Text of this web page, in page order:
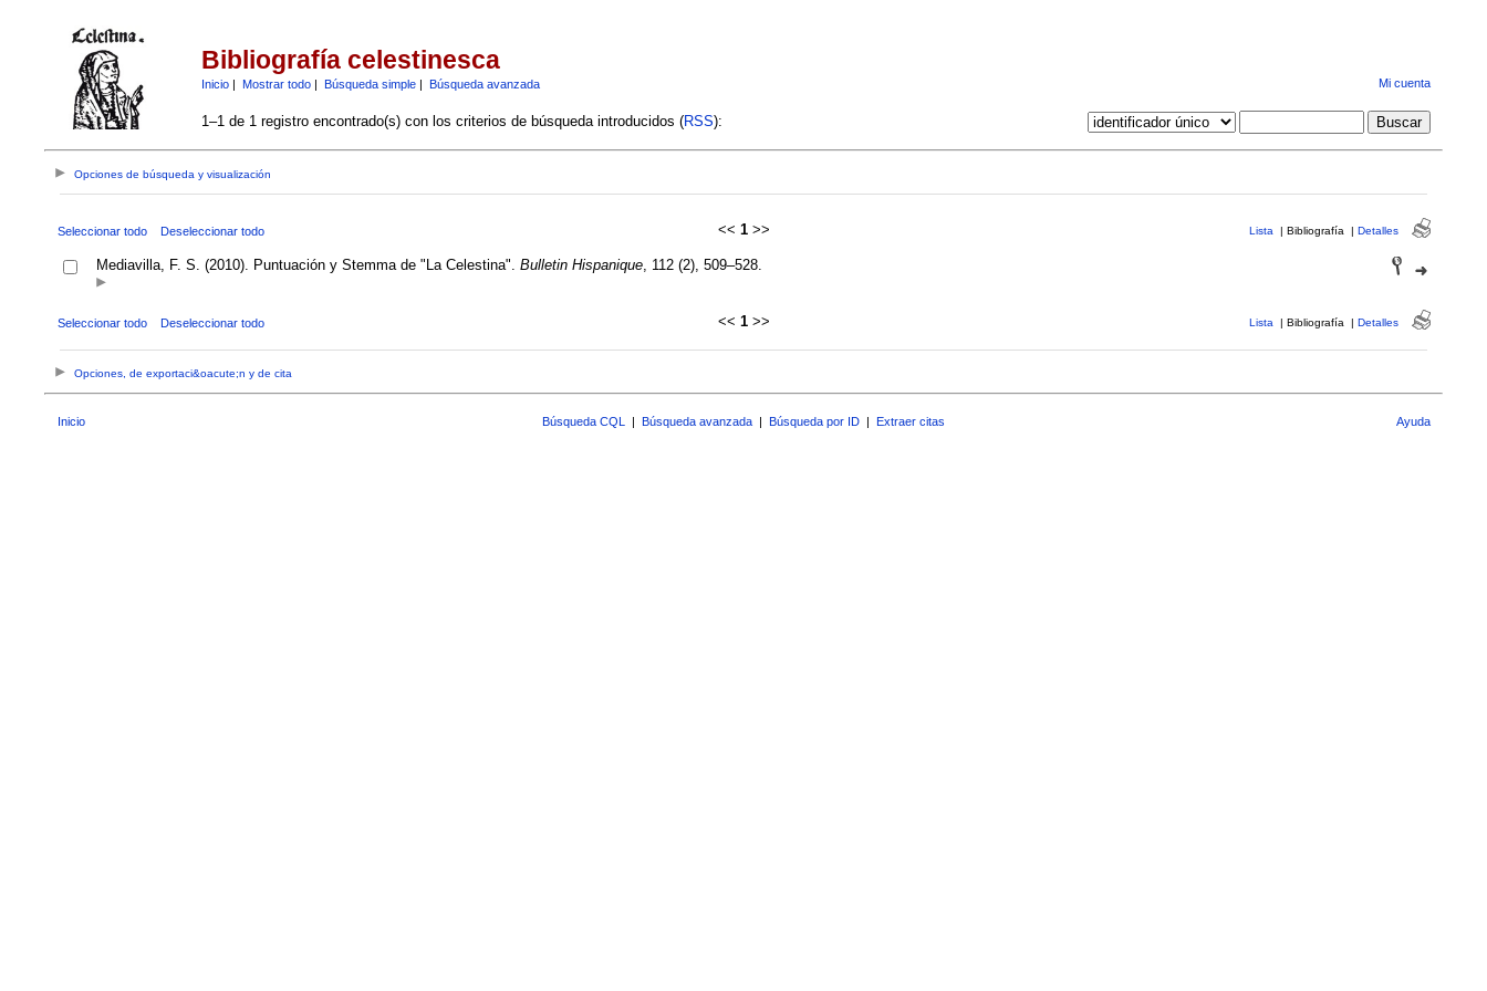
Bibliografía celestinesca
Inicio| Mostrar todo| Búsqueda simple| Búsqueda avanzada Mi cuenta
1–1 de 1 registro encontrado(s) con los criterios de búsqueda introducidos (RSS):
Opciones de búsqueda y visualización
Seleccionar todo Deseleccionar todo << 1>> Lista | Bibliografía | Detalles
Mediavilla, F. S. (2010). Puntuación y Stemma de "La Celestina". Bulletin Hispanique, 112 (2), 509–528.
Seleccionar todo Deseleccionar todo << 1>> Lista | Bibliografía | Detalles
Opciones, de exportaci&oacute;n y de cita
Inicio Búsqueda CQL | Búsqueda avanzada | Búsqueda por ID | Extraer citas Ayuda